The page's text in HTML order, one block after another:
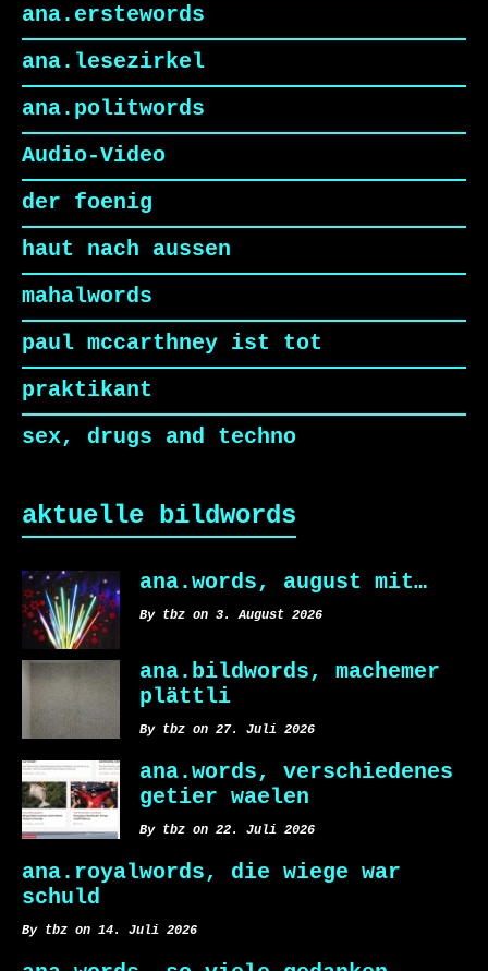
ana.erstewords
ana.lesezirkel
ana.politwords
Audio-Video
der foenig
haut nach aussen
mahalwords
paul mccarthney ist tot
praktikant
sex, drugs and techno
aktuelle bildwords
ana.words, august mit…
By tbz on 3. August 2026
ana.bildwords, machemer
plättli
By tbz on 27. Juli 2026
ana.words, verschiedenes
getier waelen
By tbz on 22. Juli 2026
ana.royalwords, die wiege war
schuld
By tbz on 14. Juli 2026